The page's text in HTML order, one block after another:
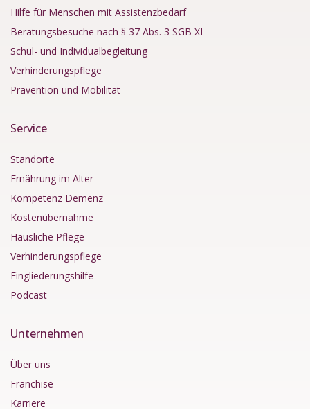
Hilfe für Menschen mit Assistenzbedarf
Beratungsbesuche nach § 37 Abs. 3 SGB XI
Schul- und Individualbegleitung
Verhinderungspflege
Prävention und Mobilität
Service
Standorte
Ernährung im Alter
Kompetenz Demenz
Kostenübernahme
Häusliche Pflege
Verhinderungspflege
Eingliederungshilfe
Podcast
Unternehmen
Über uns
Franchise
Karriere